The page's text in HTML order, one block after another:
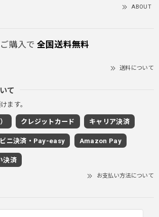
になりますが可愛いのでOKです！！笑
レー/M
11/28
ジュアル味が出ていい
ABOUT
購入で 全国送料無料
送料について
て
ます。
クレジットカード キャリア決済
ニ決済・Pay-easy Amazon Pay
決済
お支払い方法について